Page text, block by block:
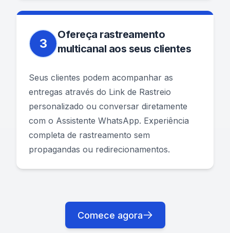
3
Ofereça rastreamento
multicanal aos seus clientes
Seus clientes podem acompanhar as
entregas através do Link de Rastreio
personalizado ou conversar diretamente
com o Assistente WhatsApp. Experiência
completa de rastreamento sem
propagandas ou redirecionamentos.
Comece agora